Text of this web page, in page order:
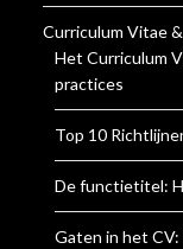
Curriculum Vitae
Het Curriculum
practices
Top 10
De functietitel:
Gaten in het